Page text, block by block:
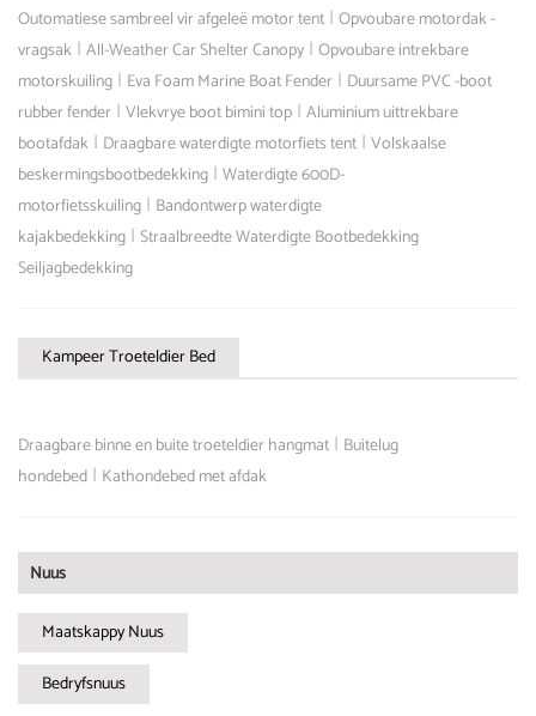
Outomatiese sambreel vir afgeleë motor tent | Opvoubare motordak -
vragsak | All-Weather Car Shelter Canopy | Opvoubare intrekbare
motorskuiling | Eva Foam Marine Boat Fender | Duursame PVC -boot
rubber fender | Vlekvrye boot bimini top | Aluminium uittrekbare
bootafdak | Draagbare waterdigte motorfiets tent | Volskaalse
beskermingsbootbedekking | Waterdigte 600D-
motorfietsskuiling | Bandontwerp waterdigte
kajakbedekking | Straalbreedte Waterdigte Bootbedekking
Seiljagbedekking
Kampeer Troeteldier Bed
Draagbare binne en buite troeteldier hangmat | Buitelug
hondebed | Kathondebed met afdak
Nuus
Maatskappy Nuus
Bedryfsnuus